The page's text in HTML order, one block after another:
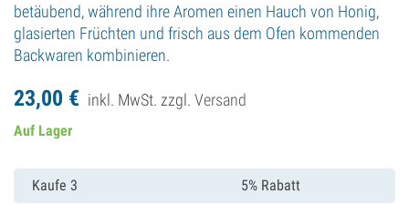
betäubend, während ihre Aromen einen Hauch von Honig,
glasierten Früchten und frisch aus dem Ofen kommenden
Backwaren kombinieren.
23,00 € inkl. MwSt. zzgl. Versand
Auf Lager
Kaufe 3 5% Rabatt